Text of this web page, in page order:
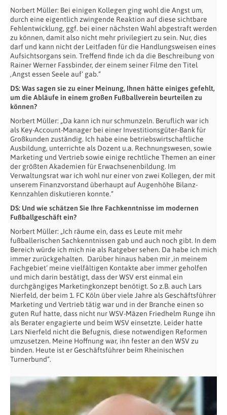
Norbert Müller: Bei einigen Kollegen ging wohl die Angst um,
durch eine eigentlich zwingende Reaktion auf diese sichtbare
Fehlentwicklung, ggf. bei einer nächsten Wahl abgestraft werden
zu können, damit also nicht mehr privilegiert zu sein. Nur, dies
darf und kann nicht der Leitfaden für die Handlungsweisen eines
Aufsichtsorgans sein. Treffend finde ich da die Beschreibung von
Rainer Werner Fassbinder, der einem seiner Filme den Titel
‚Angst essen Seele auf‘ gab.“
DS: Was sagen sie zu einer Meinung, Ihnen hätte einiges gefehlt,
um die Abläufe in einem großen Fußballverein beurteilen zu
können?
Norbert Müller: „Da kann ich nur schmunzeln. Beruflich war ich
als Key-Account-Manager bei einer Investitionsgüter-Bank für
Großkunden zuständig. Ich habe eine betriebswirtschaftliche
Ausbildung, unterrichte als Dozent u.a. Rechnungswesen, sowie
Marketing und Vertrieb sowie einige rechtliche Themen an einer
der größten Akademien für Erwachsenenbildung. Im
Verwaltungsrat war ich wohl nur einer von zwei Kollegen, der mit
unserem Finanzvorstand überhaupt auf Augenhöhe Bilanz-
Kennzahlen diskutieren konnte.“
DS: Und wie schätzen Sie Ihre Fachkenntnisse im modernen
Fußballgeschäft ein?
Norbert Müller: „Ich räume ein, dass es Leute mit mehr
fußballerischen Sachkenntnissen gab und auch noch gibt. In dem
Bereich würde ich mich nie als Ratgeber sehen. Da habe ich mich
immer zurückgehalten. Darüber hinaus haben mir ‚in meinem
Fachgebiet‘ meine vielfältigen Kontakte aber immer geholfen
und mich darin bestätigt, dass der WSV erst einmal ein
durchgängiges Marketingkonzept benötigt. So z.B. auch Lars
Nierfeld, der beim 1. FC Köln über viele Jahre als Geschäftsführer
Marketing und Vertrieb tätig war und in der Branche einen so
guten Ruf hatte, dass nicht nur WSV-Mäzen Friedhelm Runge ihn
als Berater engagierte und beim WSV einsetzte. Leider hatte
Lars Nierfeld nicht die Befugnis, diese notwendigen Reformen
umzusetzen. Meine Hoffnung war, ihn fester an den WSV zu
binden. Heute ist er Geschäftsführer beim Rheinischen
Turnerbund“.